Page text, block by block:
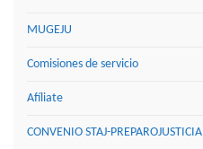
MUGEJU
Comisiones de servicio
Afíliate
CONVENIO STAJ-PREPAROJUSTICIA